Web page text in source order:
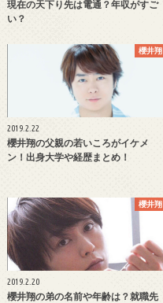
現在の天下り先は電通？年収がすご
い？
櫻井翔
2019.2.22
櫻井翔の父親の若いころがイケメ
ン！出身大学や経歴まとめ！
櫻井翔
2019.2.20
櫻井翔の弟の名前や年齢は？就職先